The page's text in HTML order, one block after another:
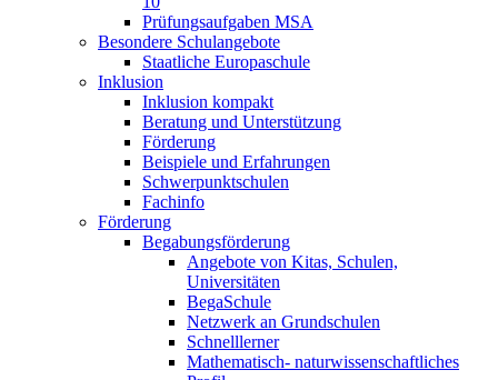
Prüfungs­aufgaben MSA
Besondere Schulangebote
Staatliche Europaschule
Inklusion
Inklusion kompakt
Beratung und Unterstützung
Förderung
Beispiele und Erfahrungen
Schwerpunkt­schulen
Fachinfo
Förderung
Begabungs­förderung
Angebote von Kitas, Schulen,
Universitäten
BegaSchule
Netzwerk an Grundschulen
Schnelllerner
Mathematisch- naturwissen­schaftliches